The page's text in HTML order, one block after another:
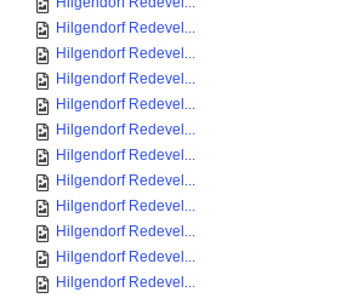
Hilgendorf Redevel...
Hilgendorf Redevel...
Hilgendorf Redevel...
Hilgendorf Redevel...
Hilgendorf Redevel...
Hilgendorf Redevel...
Hilgendorf Redevel...
Hilgendorf Redevel...
Hilgendorf Redevel...
Hilgendorf Redevel...
Hilgendorf Redevel...